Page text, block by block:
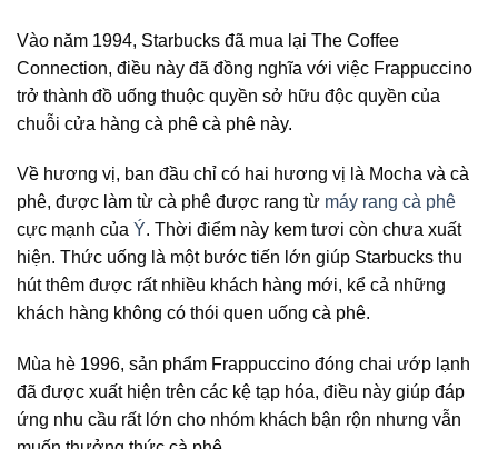
Vào năm 1994, Starbucks đã mua lại The Coffee
Connection, điều này đã đồng nghĩa với việc Frappuccino
trở thành đồ uống thuộc quyền sở hữu độc quyền của
chuỗi cửa hàng cà phê cà phê này.
Về hương vị, ban đầu chỉ có hai hương vị là Mocha và cà
phê, được làm từ cà phê được rang từ máy rang cà phê
cực mạnh của Ý. Thời điểm này kem tươi còn chưa xuất
hiện. Thức uống là một bước tiến lớn giúp Starbucks thu
hút thêm được rất nhiều khách hàng mới, kể cả những
khách hàng không có thói quen uống cà phê.
Mùa hè 1996, sản phẩm Frappuccino đóng chai ướp lạnh
đã được xuất hiện trên các kệ tạp hóa, điều này giúp đáp
ứng nhu cầu rất lớn cho nhóm khách bận rộn nhưng vẫn